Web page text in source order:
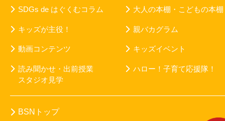
SDGs de はぐくむコラム 大人の本棚・こどもの本棚
キッズが主役！ 親バカグラム
動画コンテンツ キッズイベント
読み聞かせ・出前授業
スタジオ見学
ハロー！子育て応援隊！
BSNトップ